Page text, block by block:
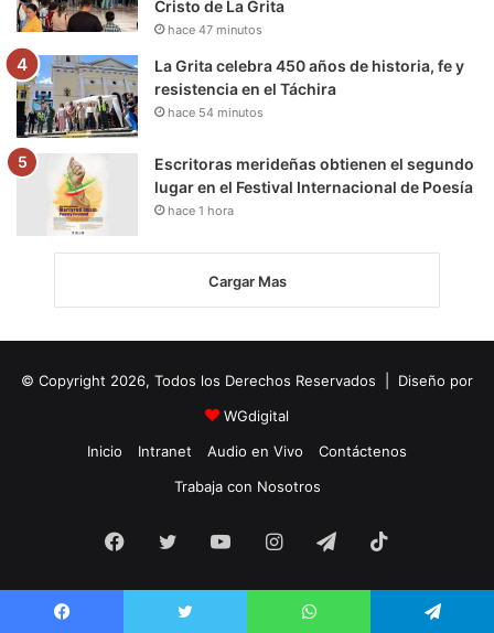
Cristo de La Grita
hace 47 minutos
La Grita celebra 450 años de historia, fe y
resistencia en el Táchira
hace 54 minutos
Escritoras merideñas obtienen el segundo
lugar en el Festival Internacional de Poesía
hace 1 hora
Cargar Mas
© Copyright 2026, Todos los Derechos Reservados | Diseño por
WGdigital
Inicio
Intranet Audio en Vivo
Contáctenos
Trabaja con Nosotros
Facebook
Twitter YouTubeInstagramTelegram